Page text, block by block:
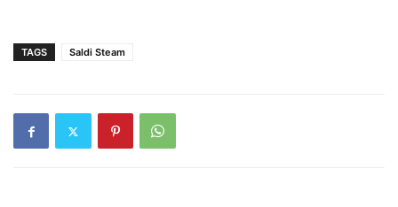
TAGS Saldi Steam